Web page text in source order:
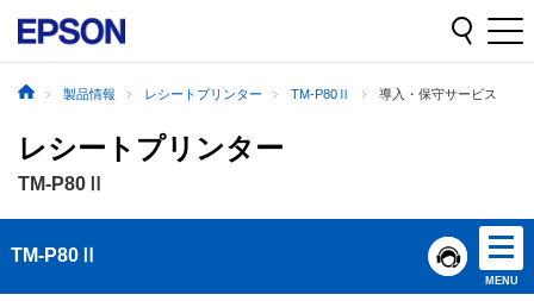
製品情報 レシートプリンター TM-P80Ⅱ 導入・保守サービス
レシートプリンター
TM-P80Ⅱ
TM-P80Ⅱ
MENU